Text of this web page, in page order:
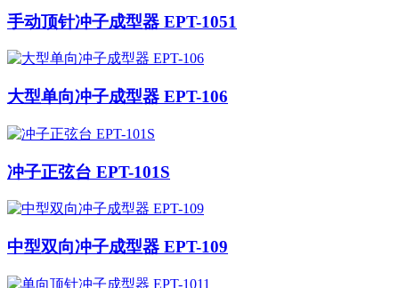
手动顶针冲子成型器 EPT-1051
大型单向冲子成型器 EPT-106
冲子正弦台 EPT-101S
中型双向冲子成型器 EPT-109